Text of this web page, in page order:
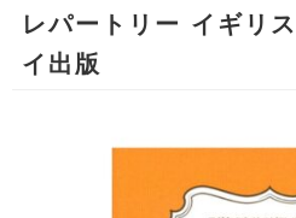
レパートリー イギリ
イ出版